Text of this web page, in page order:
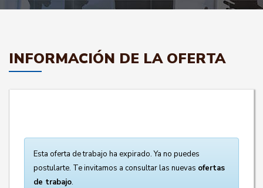
INFORMACIÓN DE LA OFERTA
Esta oferta de trabajo ha expirado. Ya no puedes
postularte. Te invitamos a consultar las nuevas ofertas
de trabajo.